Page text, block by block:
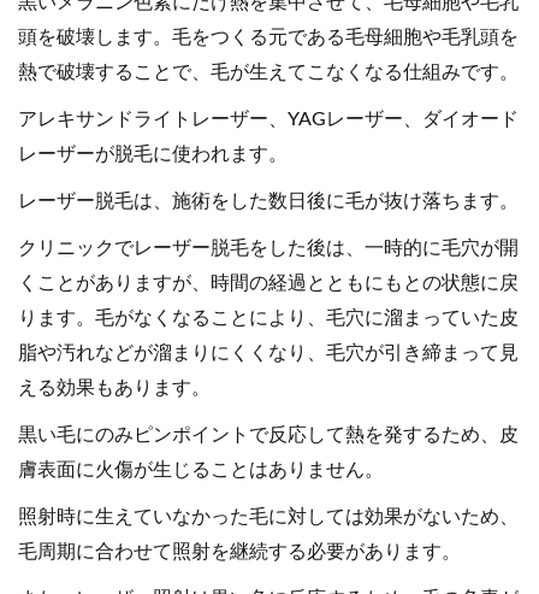
頭を破壊します。毛をつくる元である毛母細胞や毛乳頭を
熱で破壊することで、毛が生えてこなくなる仕組みです。
アレキサンドライトレーザー、YAGレーザー、ダイオード
レーザーが脱毛に使われます。
レーザー脱毛は、施術をした数日後に毛が抜け落ちます。
クリニックでレーザー脱毛をした後は、一時的に毛穴が開
くことがありますが、時間の経過とともにもとの状態に戻
ります。毛がなくなることにより、毛穴に溜まっていた皮
脂や汚れなどが溜まりにくくなり、毛穴が引き締まって見
える効果もあります。
黒い毛にのみピンポイントで反応して熱を発するため、皮
膚表面に火傷が生じることはありません。
照射時に生えていなかった毛に対しては効果がないため、
毛周期に合わせて照射を継続する必要があります。